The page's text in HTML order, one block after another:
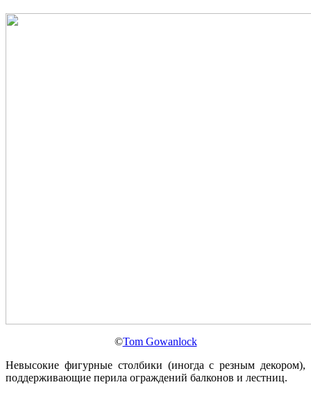
©Tom Gowanlock
Невысокие фигурные столбики (иногда с резным декором),
поддерживающие перила ограждений балконов и лестниц.